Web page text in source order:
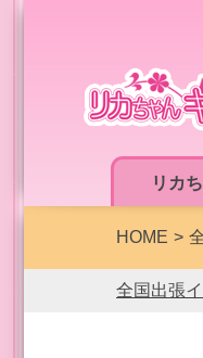
リカ
HOME
全国出張